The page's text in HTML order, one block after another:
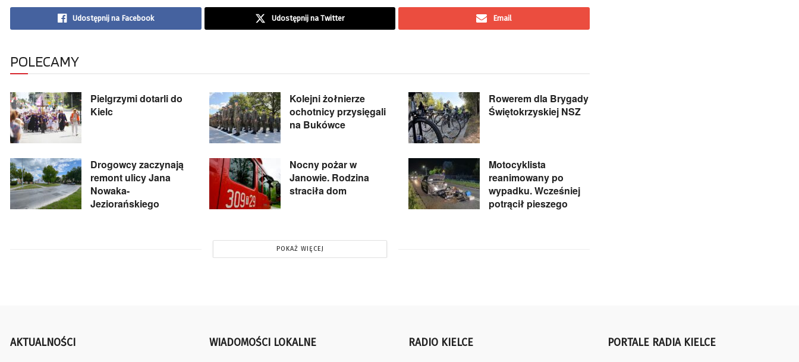
Udostępnij na Facebook Udostępnij na Twitter Email
POLECAMY
Pielgrzymi dotarli do
Kielc
Kolejni żołnierze
ochotnicy przysięgali
na Bukówce
Rowerem dla Brygady
Świętokrzyskiej NSZ
Drogowcy zaczynają
remont ulicy Jana
Nowaka-
Jeziorańskiego
Nocny pożar w
Janowie. Rodzina
straciła dom
Motocyklista
reanimowany po
wypadku. Wcześniej
potrącił pieszego
POKAŻ WIĘCEJ
AKTUALNOŚCI WIADOMOŚCI LOKALNE RADIO KIELCE PORTALE RADIA KIELCE